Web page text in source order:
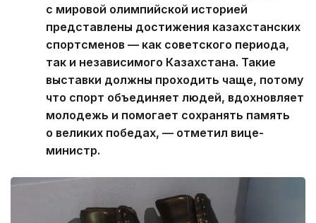
с мировой олимпийской историей
представлены достижения казахстанских
спортсменов — как советского периода,
так и независимого Казахстана. Такие
выставки должны проходить чаще, потому
что спорт объединяет людей, вдохновляет
молодежь и помогает сохранять память
о великих победах, — отметил вице-
министр.